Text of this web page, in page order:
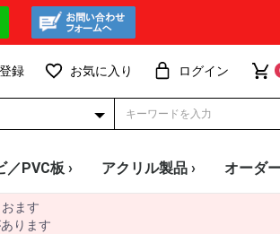
録 お気に入り ログイン
／PVC板 ›
黒・グレー
ー
チングボード
様限定 格安 透明板
アクリル製品 › オーダ
ます
ります